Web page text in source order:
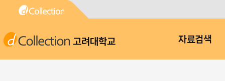
고려대학교 자료검색